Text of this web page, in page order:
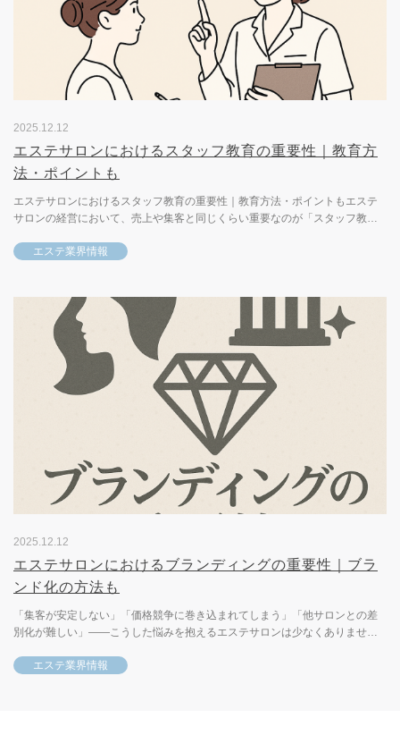
2025.12.12
エステサロンにおけるスタッフ教育の重要性｜教育方
法・ポイントも
エステサロンにおけるスタッフ教育の重要性｜教育方法・ポイントもエステ
サロンの経営において、売上や集客と同じくらい重要なのが「スタッフ教
エステ業界情報
2025.12.12
エステサロンにおけるブランディングの重要性｜ブラ
ンド化の方法も
「集客が安定しない」「価格競争に巻き込まれてしまう」「他サロンとの差
別化が難しい」――こうした悩みを抱えるエステサロンは少なくありませ
エステ業界情報